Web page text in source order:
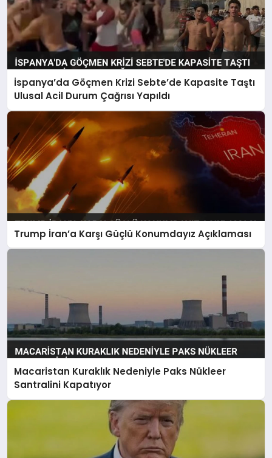
İspanya’da Göçmen Krizi Sebte’de Kapasite Taştı
Ulusal Acil Durum Çağrısı Yapıldı
Trump İran’a Karşı Güçlü Konumdayız Açıklaması
Macaristan Kuraklık Nedeniyle Paks Nükleer
Santralini Kapatıyor